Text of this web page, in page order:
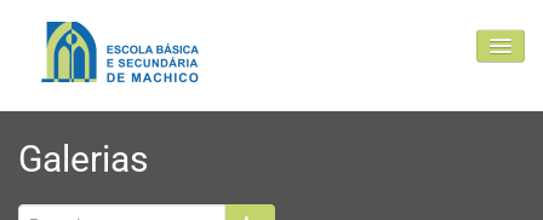
EBSM
Comunidade Educativa
Clubes e projetos
Galerias